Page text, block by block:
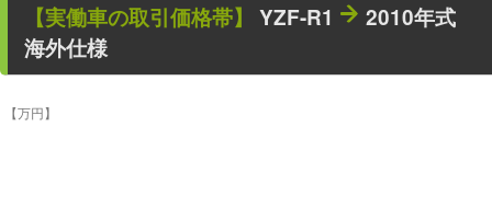
【実働車の取引価格帯】 YZF-R1
2010年式
海外仕様
【万円】